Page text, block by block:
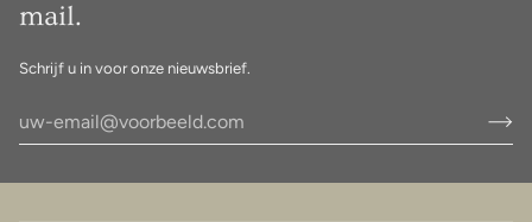
mail.
Schrijf u in voor onze nieuwsbrief.